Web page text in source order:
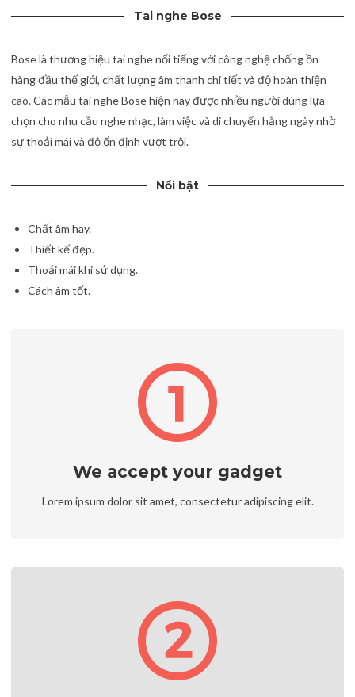
Tai nghe Bose
Bose là thương hiệu tai nghe nổi tiếng với công nghệ chống ồn
hàng đầu thế giới, chất lượng âm thanh chi tiết và độ hoàn thiện
cao. Các mẫu tai nghe Bose hiện nay được nhiều người dùng lựa
chọn cho nhu cầu nghe nhạc, làm việc và di chuyển hằng ngày nhờ
sự thoải mái và độ ổn định vượt trội.
Nổi bật
Chất âm hay.
Thiết kế đẹp.
Thoải mái khi sử dụng.
Cách âm tốt.
We accept your gadget
Lorem ipsum dolor sit amet, consectetur adipiscing elit.